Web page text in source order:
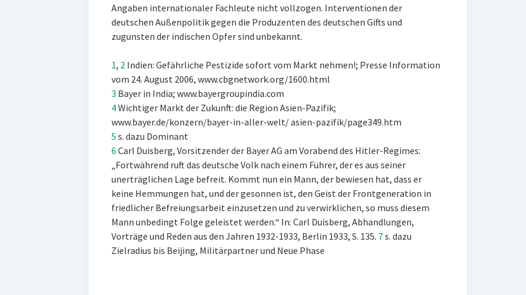
Angaben internationaler Fachleute nicht vollzogen. Interventionen der
deutschen Außenpolitik gegen die Produzenten des deutschen Gifts und
zugunsten der indischen Opfer sind unbekannt.
1, 2Indien: Gefährliche Pestizide sofort vom Markt nehmen!; Presse Information
vom 24. August 2006, www.cbgnetwork.org/1600.html
3 Bayer in India; www.bayergroupindia.com
4Wichtiger Markt der Zukunft: die Region Asien-Pazifik;
www.bayer.de/konzern/bayer-in-aller-welt/ asien-pazifik/page349.htm
5 s. dazu Dominant
6 Carl Duisberg, Vorsitzender der Bayer AG am Vorabend des Hitler-Regimes:
„Fortwährend ruft das deutsche Volk nach einem Führer, der es aus seiner
unerträglichen Lage befreit. Kommt nun ein Mann, der bewiesen hat, dass er
keine Hemmungen hat, und der gesonnen ist, den Geist der Frontgeneration in
friedlicher Befreiungsarbeit einzusetzen und zu verwirklichen, so muss diesem
Mann unbedingt Folge geleistet werden.“ In: Carl Duisberg, Abhandlungen,
Vorträge und Reden aus den Jahren 1932-1933, Berlin 1933, S. 135. 7s. dazu
Zielradius bis Beijing, Militärpartner und Neue Phase